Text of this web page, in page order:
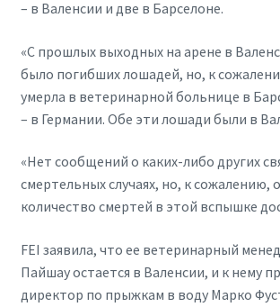
– в Валенсии и две в Барселоне.
«С прошлых выходных на арене в
было погибших лошадей, но, к
умерла в ветеринарной больнице в
– в Германии. Обе эти лошади были в
«Нет сообщений о каких-либо других
смертельных случаях, но, к сожалению,
количество смертей в этой вспышке
FEI заявила, что ее ветеринарный
Пайшау остается в Валенсии, и к нему
директор по прыжкам в воду Марко